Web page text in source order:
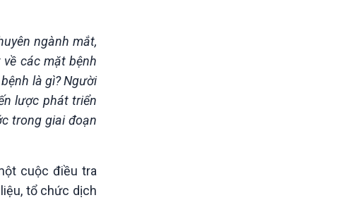
ngành mắt,
các mặt bệnh
là gì? Người
lược phát triển
trong giai đoạn
cuộc điều tra
tổ chức dịch